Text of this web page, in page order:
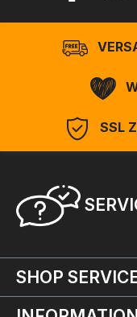
SSL
SHOP